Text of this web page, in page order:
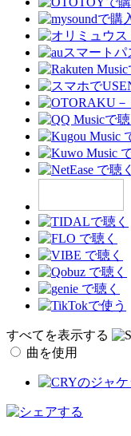
すべてを表示する
曲を使用